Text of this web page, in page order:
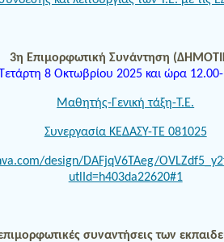
3η Επιμορφωτική Συνάντηση
Τετάρτη 8 Οκτωβρίου 2025 και ώρα
Μαθητής-Γενική τάξη-Τ.Ε.
Συνεργασία ΚΕΔΑΣΥ-ΤΕ 081025
design/DAFjqV6TAeg/
utlId=h403da22620#1
συναντήσεις των